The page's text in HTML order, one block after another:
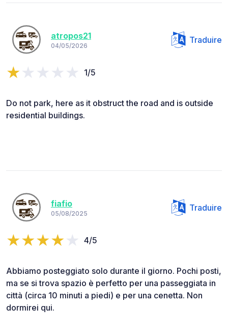
atropos21
04/05/2026
Traduire
1/5
Do not park, here as it obstruct the road and is outside
residential buildings.
fiafio
05/08/2025
Traduire
4/5
Abbiamo posteggiato solo durante il giorno. Pochi posti,
ma se si trova spazio è perfetto per una passeggiata in
città (circa 10 minuti a piedi) e per una cenetta. Non
dormirei qui.